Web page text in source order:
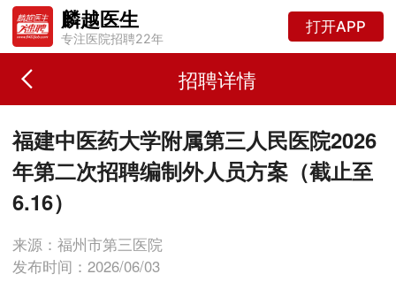
麟越医生
专注医院招聘22年
打开APP
招聘详情
福建中医药大学附属第三人民医院2026
年第二次招聘编制外人员方案（截止至
6.16）
来源：福州市第三医院
发布时间：2026/06/03